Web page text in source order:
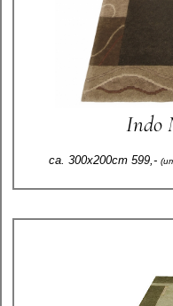
Indo
ca. 300x200cm 599,-